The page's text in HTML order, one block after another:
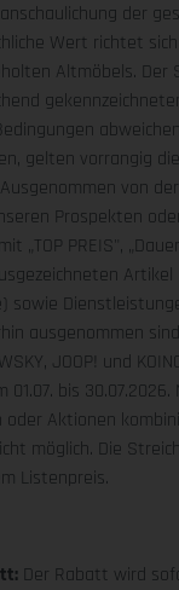
der
Wert richtet
Altmöbels. Der
gelten vorrangig
von
Prospekten
„TOP PREIS",
Artikel
sowie
ausgenommen
JOOP! und
bis 30.07.2026.
oder Aktionen
möglich. Die
Listenpreis.
Der Rabatt wird